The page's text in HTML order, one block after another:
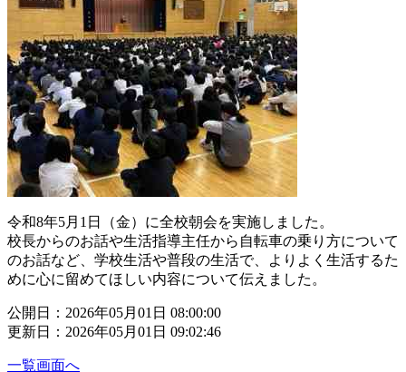
令和8年5月1日（金）に全校朝会を実施しました。
校長からのお話や生活指導主任から自転車の乗り方について
のお話など、学校生活や普段の生活で、よりよく生活するた
めに心に留めてほしい内容について伝えました。
公開日：2026年05月01日 08:00:00
更新日：2026年05月01日 09:02:46
一覧画面へ